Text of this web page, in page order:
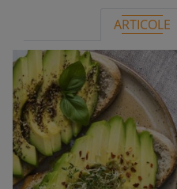
ARTICOLE